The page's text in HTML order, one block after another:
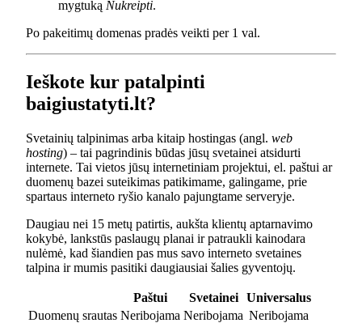
mygtuką Nukreipti.
Po pakeitimų domenas pradės veikti per 1 val.
Ieškote kur patalpinti
baigiustatyti.lt?
Svetainių talpinimas arba kitaip hostingas (angl. web
hosting) – tai pagrindinis būdas jūsų svetainei atsidurti
internete. Tai vietos jūsų internetiniam projektui, el. paštui ar
duomenų bazei suteikimas patikimame, galingame, prie
spartaus interneto ryšio kanalo pajungtame serveryje.
Daugiau nei 15 metų patirtis, aukšta klientų aptarnavimo
kokybė, lankstūs paslaugų planai ir patraukli kainodara
nulėmė, kad šiandien pas mus savo interneto svetaines
talpina ir mumis pasitiki daugiausiai šalies gyventojų.
Paštui Svetainei
Universalus
Duomenų srautas Neribojama Neribojama Neribojama